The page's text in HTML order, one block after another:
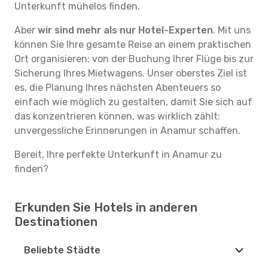
Unterkunft mühelos finden.
Aber wir sind mehr als nur Hotel-Experten. Mit uns
können Sie Ihre gesamte Reise an einem praktischen
Ort organisieren: von der Buchung Ihrer Flüge bis zur
Sicherung Ihres Mietwagens. Unser oberstes Ziel ist
es, die Planung Ihres nächsten Abenteuers so
einfach wie möglich zu gestalten, damit Sie sich auf
das konzentrieren können, was wirklich zählt:
unvergessliche Erinnerungen in Anamur schaffen.
Bereit, Ihre perfekte Unterkunft in Anamur zu
finden?
Erkunden Sie Hotels in anderen
Destinationen
Beliebte Städte